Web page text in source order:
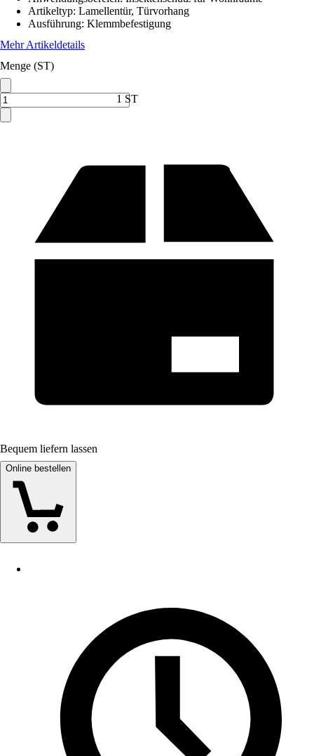
Artikeltyp: Lamellentür, Türvorhang
Ausführung: Klemmbefestigung
Mehr Artikeldetails
Menge (ST)
1 ST
Bequem liefern lassen
Online bestellen